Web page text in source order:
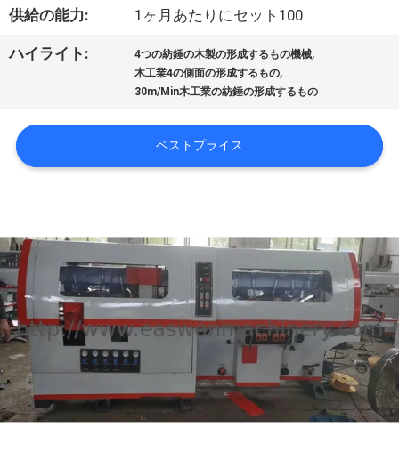
工
場
行
質
管
理
私
達
供給の能力: 1ヶ月あたりにセット100
ハイライト: 4つの紡錘の木製の形成するもの機械,
木工業4の側面の形成するもの,
30m/Min木工業の紡錘の形成するもの
ベストプライス